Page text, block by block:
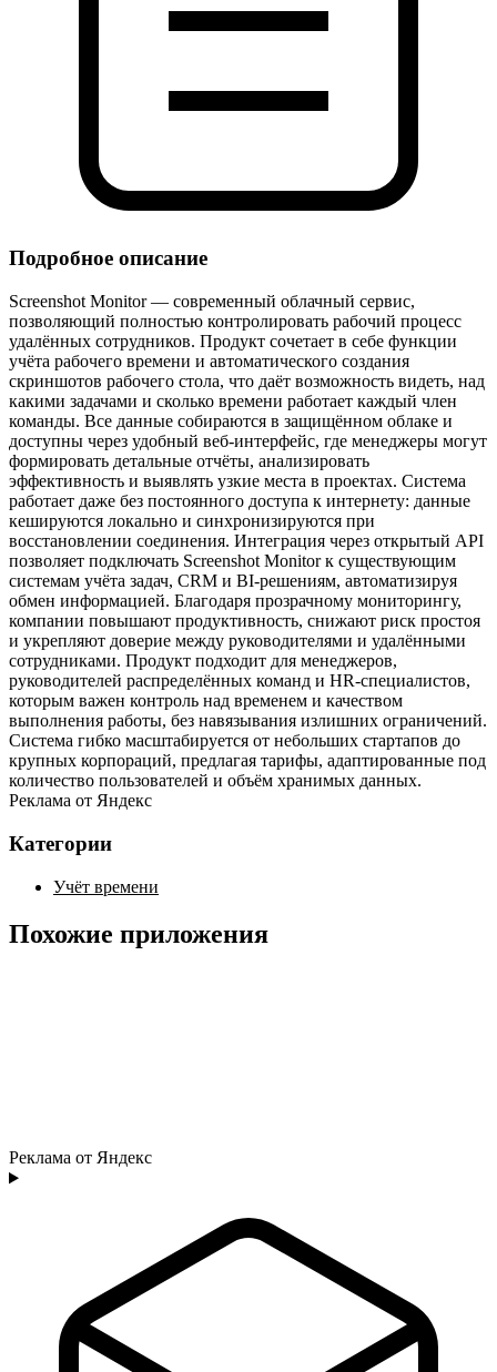
Подробное описание
Screenshot Monitor — современный облачный сервис,
позволяющий полностью контролировать рабочий процесс
удалённых сотрудников. Продукт сочетает в себе функции
учёта рабочего времени и автоматического создания
скриншотов рабочего стола, что даёт возможность видеть, над
какими задачами и сколько времени работает каждый член
команды. Все данные собираются в защищённом облаке и
доступны через удобный веб‑интерфейс, где менеджеры могут
формировать детальные отчёты, анализировать
эффективность и выявлять узкие места в проектах. Система
работает даже без постоянного доступа к интернету: данные
кешируются локально и синхронизируются при
восстановлении соединения. Интеграция через открытый API
позволяет подключать Screenshot Monitor к существующим
системам учёта задач, CRM и BI‑решениям, автоматизируя
обмен информацией. Благодаря прозрачному мониторингу,
компании повышают продуктивность, снижают риск простоя
и укрепляют доверие между руководителями и удалёнными
сотрудниками. Продукт подходит для менеджеров,
руководителей распределённых команд и HR‑специалистов,
которым важен контроль над временем и качеством
выполнения работы, без навязывания излишних ограничений.
Система гибко масштабируется от небольших стартапов до
крупных корпораций, предлагая тарифы, адаптированные под
количество пользователей и объём хранимых данных.
Реклама от Яндекс
Категории
Учёт времени
Похожие приложения
Реклама от Яндекс